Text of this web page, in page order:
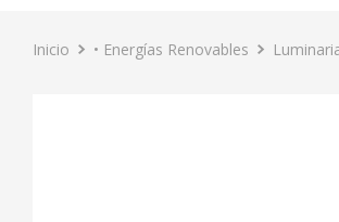
Inicio • Energías Renovables